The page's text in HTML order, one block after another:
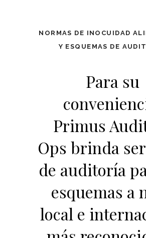
NORMAS DE INOCUIDAD
Y ESQUEMAS DE
Para su
Primus
Ops brinda
de auditoría
esquemas a
local e